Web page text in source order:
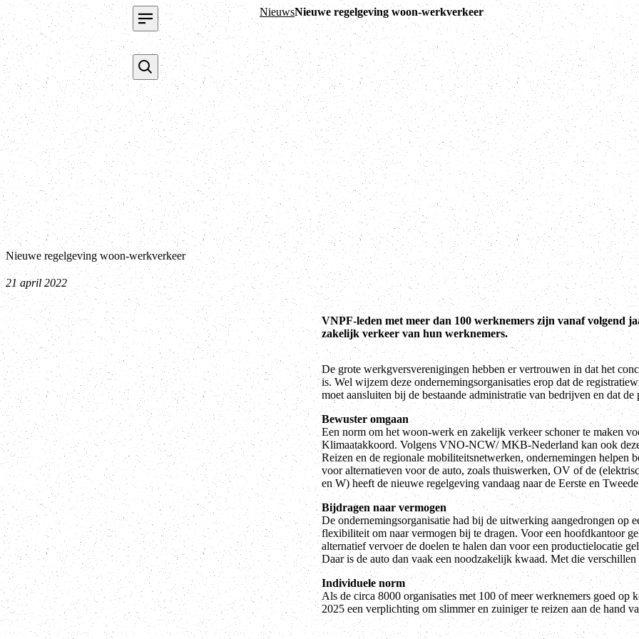
NieuwsNieuwe regelgeving woon-werkverkeer
Nieuwe regelgeving woon-werkverkeer
21 april 2022
VNPF-leden met meer dan 100 werknemers zijn vanaf volgend
zakelijk verkeer van hun werknemers.
De grote werkgversverenigingen hebben er vertrouwen in dat het
is. Wel wijzem deze ondernemingsorganisaties erop dat de
moet aansluiten bij de bestaande administratie van bedrijven en dat
Bewuster omgaan
Een norm om het woon-werk en zakelijk verkeer schoner te maken
Klimaatakkoord. Volgens VNO-NCW/ MKB-Nederland kan ook
Reizen en de regionale mobiliteitsnetwerken, ondernemingen helpen
voor alternatieven voor de auto, zoals thuiswerken, OV of de
en W) heeft de nieuwe regelgeving vandaag naar de Eerste en
Bijdragen naar vermogen
De ondernemingsorganisatie had bij de uitwerking aangedrongen op
flexibiliteit om naar vermogen bij te dragen. Voor een hoofdkantoor
alternatief vervoer de doelen te halen dan voor een productielocatie
Daar is de auto dan vaak een noodzakelijk kwaad. Met die
Individuele norm
Als de circa 8000 organisaties met 100 of meer werknemers goed
2025 een verplichting om slimmer en zuiniger te reizen aan de hand